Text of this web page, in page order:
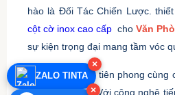
×
ZALO TINTA
×
hào là Đối Tác Chiến Lược.
cột cờ inox cao cấp cho Văn
sự kiện trọng đại mang tầm vóc
Bằng khát vọng tiên phong
triển bền vững. Với công nghệ